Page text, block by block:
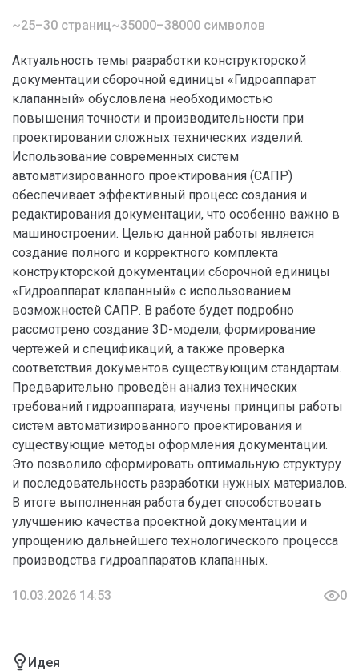
~25–30 страниц~35000–38000 символов
Актуальность темы разработки конструкторской
документации сборочной единицы «Гидроаппарат
клапанный» обусловлена необходимостью
повышения точности и производительности при
проектировании сложных технических изделий.
Использование современных систем
автоматизированного проектирования (САПР)
обеспечивает эффективный процесс создания и
редактирования документации, что особенно важно в
машиностроении. Целью данной работы является
создание полного и корректного комплекта
конструкторской документации сборочной единицы
«Гидроаппарат клапанный» с использованием
возможностей САПР. В работе будет подробно
рассмотрено создание 3D-модели, формирование
чертежей и спецификаций, а также проверка
соответствия документов существующим стандартам.
Предварительно проведён анализ технических
требований гидроаппарата, изучены принципы работы
систем автоматизированного проектирования и
существующие методы оформления документации.
Это позволило сформировать оптимальную структуру
и последовательность разработки нужных материалов.
В итоге выполненная работа будет способствовать
улучшению качества проектной документации и
упрощению дальнейшего технологического процесса
производства гидроаппаратов клапанных.
10.03.2026 14:53 0
Идея